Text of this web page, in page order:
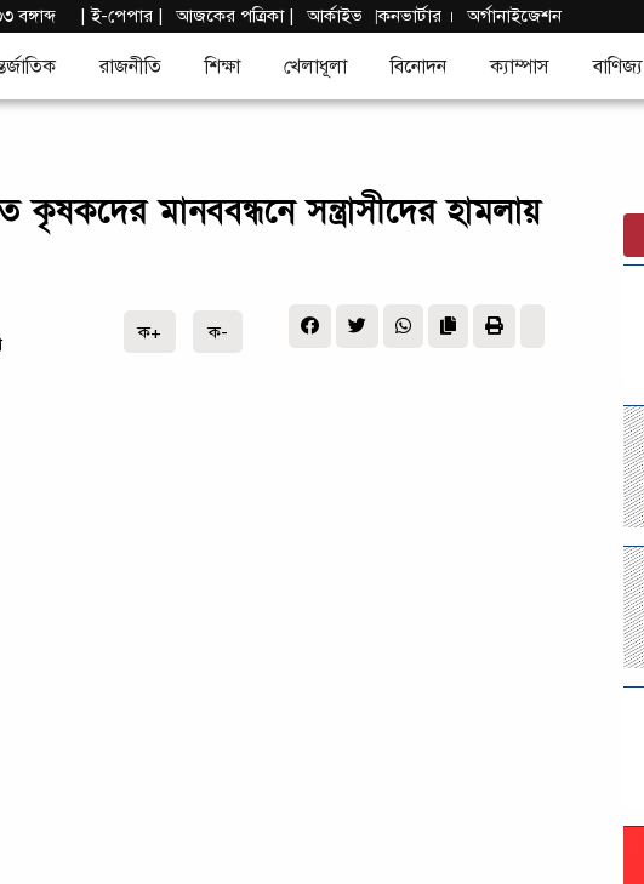
বঙ্গাব্দ |ই-পেপার | আজকের পত্রিকা | আর্কাইভ |কনভার্টার । অর্গানাইজেশন
রাজনীতি শিক্ষা খেলাধূলা বিনোদন ক্যাম্পাস বাণিজ্য
কৃষকদের মানববন্ধনে সন্ত্রাসীদের হামলায়
ক+ ক-